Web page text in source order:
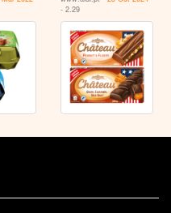
- 2.29